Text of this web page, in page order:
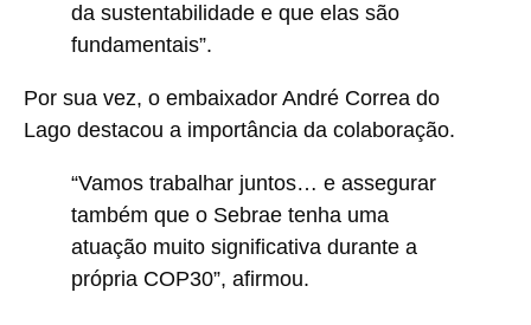
da sustentabilidade e que elas são
fundamentais”.
Por sua vez, o embaixador André Correa do
Lago destacou a importância da colaboração.
“Vamos trabalhar juntos… e assegurar
também que o Sebrae tenha uma
atuação muito significativa durante a
própria COP30”, afirmou.